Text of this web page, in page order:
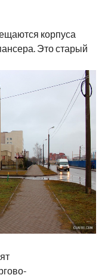
корпуса
Это старый